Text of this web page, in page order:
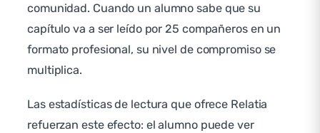
comunidad. Cuando un alumno sabe que su
capítulo va a ser leído por 25 compañeros en un
formato profesional, su nivel de compromiso se
multiplica.
Las estadísticas de lectura que ofrece Relatia
refuerzan este efecto: el alumno puede ver